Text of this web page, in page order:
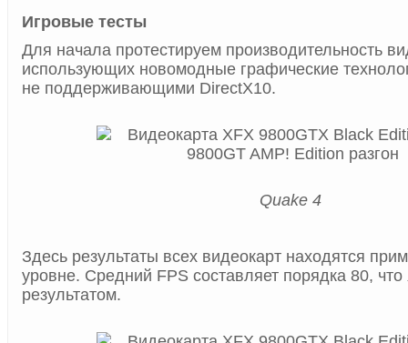
Игровые тесты
Для начала протестируем производительность
использующих новомодные графические
не поддерживающими DirectX10.
Quake 4
Здесь результаты всех видеокарт находятся
уровне. Средний FPS составляет порядка 80,
результатом.